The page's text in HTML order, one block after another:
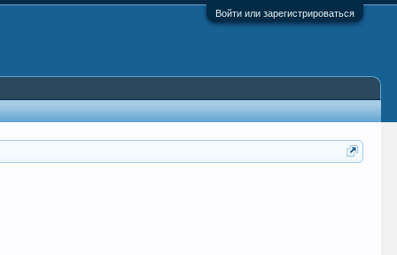
Войти или зарегистрироваться